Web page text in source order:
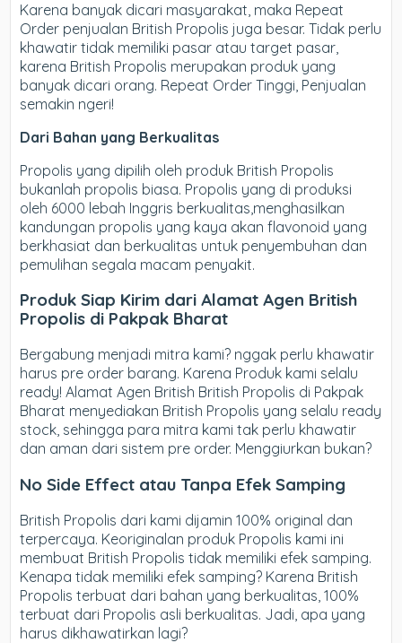
Karena banyak dicari masyarakat, maka Repeat
Order penjualan British Propolis juga besar. Tidak perlu
khawatir tidak memiliki pasar atau target pasar,
karena British Propolis merupakan produk yang
banyak dicari orang. Repeat Order Tinggi, Penjualan
semakin ngeri!
Dari Bahan yang Berkualitas
Propolis yang dipilih oleh produk British Propolis
bukanlah propolis biasa. Propolis yang di produksi
oleh 6000 lebah Inggris berkualitas,menghasilkan
kandungan propolis yang kaya akan flavonoid yang
berkhasiat dan berkualitas untuk penyembuhan dan
pemulihan segala macam penyakit.
Produk Siap Kirim dari Alamat Agen British
Propolis di Pakpak Bharat
Bergabung menjadi mitra kami? nggak perlu khawatir
harus pre order barang. Karena Produk kami selalu
ready! Alamat Agen British British Propolis di Pakpak
Bharat menyediakan British Propolis yang selalu ready
stock, sehingga para mitra kami tak perlu khawatir
dan aman dari sistem pre order. Menggiurkan bukan?
No Side Effect atau Tanpa Efek Samping
British Propolis dari kami dijamin 100% original dan
terpercaya. Keoriginalan produk Propolis kami ini
membuat British Propolis tidak memiliki efek samping.
Kenapa tidak memiliki efek samping? Karena British
Propolis terbuat dari bahan yang berkualitas, 100%
terbuat dari Propolis asli berkualitas. Jadi, apa yang
harus dikhawatirkan lagi?